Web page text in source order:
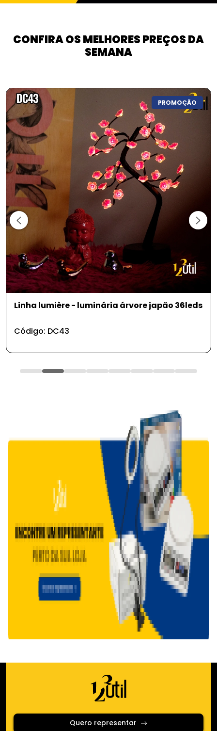
CONFIRA OS MELHORES PREÇOS DA
SEMANA
PROMOÇÃO
Brinquedo pet - bola colorida 7.5cm
Código: PS105
Quero representar
Sou lojista
Navegue pelo site
Sou lojista
Conheça as categorias
Blog
Contato